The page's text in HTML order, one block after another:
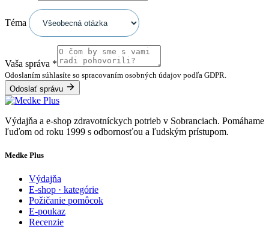
Téma
Vaša správa *
Odoslaním súhlasíte so spracovaním osobných údajov podľa GDPR.
Odoslať správu
Výdajňa a e-shop zdravotníckych potrieb v Sobranciach. Pomáhame
ľuďom od roku 1999 s odbornosťou a ľudským prístupom.
Medke Plus
Výdajňa
E-shop · kategórie
Požičanie pomôcok
E-poukaz
Recenzie